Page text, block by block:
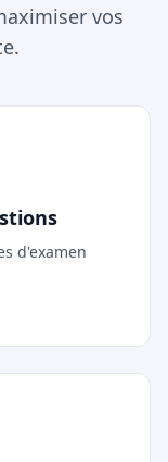
vos
d'examen